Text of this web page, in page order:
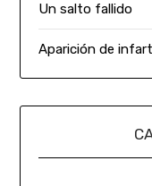
Un salto fallido
Aparición de